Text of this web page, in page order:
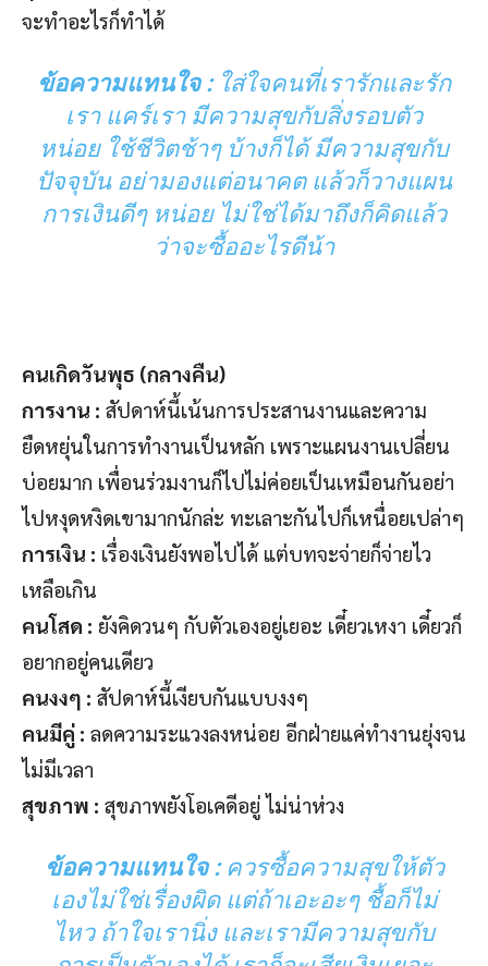
จะทำอะไรก็ทำได้
ข้อความแทนใจ :ใส่ใจคนที่เรารักและรัก
เรา แคร์เรา มีความสุขกับสิ่งรอบตัว
หน่อย ใช้ชีวิตช้าๆ บ้างก็ได้ มีความสุขกับ
ปัจจุบัน อย่ามองแต่อนาคต แล้วก็วางแผน
การเงินดีๆ หน่อย ไม่ใช่ได้มาถึงก็คิดแล้ว
ว่าจะซื้ออะไรดีน้า
คนเกิดวันพุธ (กลางคืน)
การงาน : สัปดาห์นี้เน้นการประสานงานและความ
ยืดหยุ่นในการทำงานเป็นหลัก เพราะแผนงานเปลี่ยน
บ่อยมาก เพื่อนร่วมงานก็ไปไม่ค่อยเป็นเหมือนกันอย่า
ไปหงุดหงิดเขามากนักล่ะ ทะเลาะกันไปก็เหนื่อยเปล่าๆ
การเงิน : เรื่องเงินยังพอไปได้ แต่บทจะจ่ายก็จ่ายไว
เหลือเกิน
คนโสด : ยังคิดวนๆ กับตัวเองอยู่เยอะ เดี๋ยวเหงา เดี๋ยวก็
อยากอยู่คนเดียว
คนงงๆ : สัปดาห์นี้เงียบกันแบบงงๆ
คนมีคู่ : ลดความระแวงลงหน่อย อีกฝ่ายแค่ทำงานยุ่งจน
ไม่มีเวลา
สุขภาพ : สุขภาพยังโอเคดีอยู่ ไม่น่าห่วง
ข้อความแทนใจ :ควรซื้อความสุขให้ตัว
เองไม่ใช่เรื่องผิด แต่ถ้าเอะอะๆ ชื้อก็ไม่
ไหว ถ้าใจเรานิ่ง และเรามีความสุขกับ